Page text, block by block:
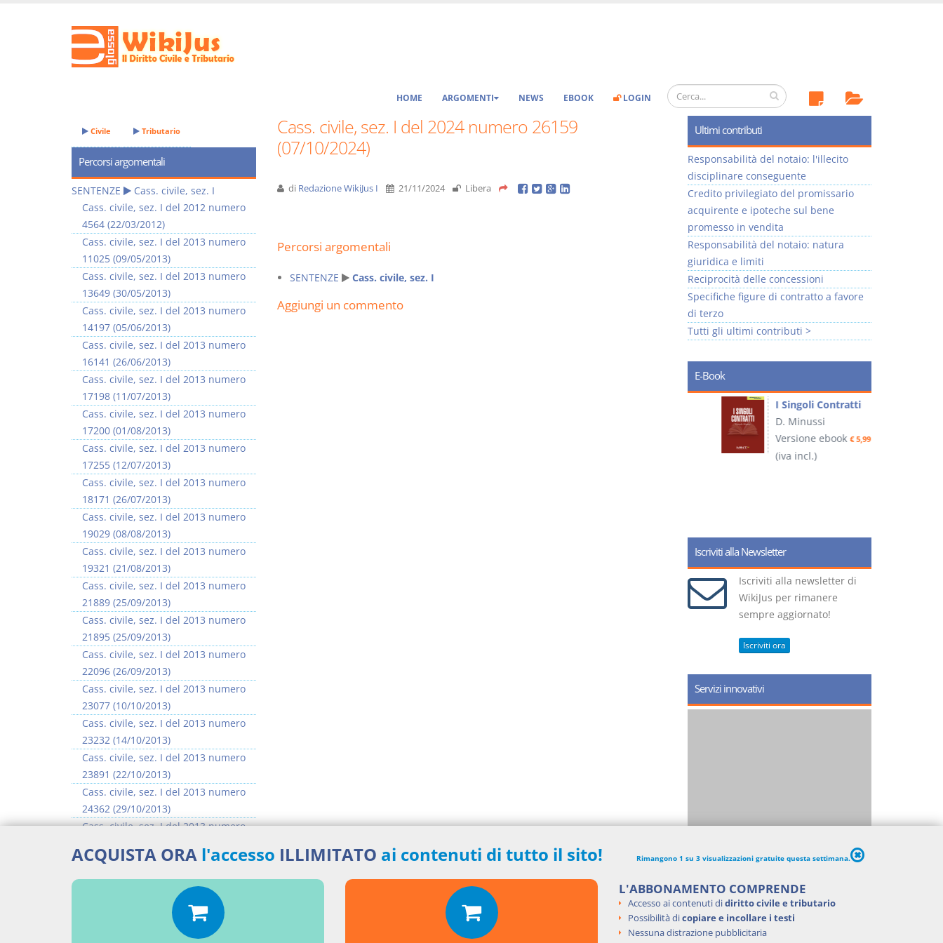
HOME ARGOMENTI NEWS EBOOK LOGIN
Cass. civile, sez. I del 2024 numero 26159
(07/10/2024)
di Redazione WikiJus I 21/11/2024 Libera
Percorsi argomentali
SENTENZE Cass. civile, sez. I
Aggiungi un commento
Civile Tributario
Percorsi argomentali
SENTENZE
Cass. civile, sez. I
Cass. civile, sez. I del 2012 numero
4564 (22/03/2012)
Cass. civile, sez. I del 2013 numero
11025 (09/05/2013)
Cass. civile, sez. I del 2013 numero
13649 (30/05/2013)
Cass. civile, sez. I del 2013 numero
14197 (05/06/2013)
Cass. civile, sez. I del 2013 numero
16141 (26/06/2013)
Cass. civile, sez. I del 2013 numero
17198 (11/07/2013)
Cass. civile, sez. I del 2013 numero
17200 (01/08/2013)
Cass. civile, sez. I del 2013 numero
17255 (12/07/2013)
Cass. civile, sez. I del 2013 numero
18171 (26/07/2013)
Cass. civile, sez. I del 2013 numero
19029 (08/08/2013)
Cass. civile, sez. I del 2013 numero
19321 (21/08/2013)
Cass. civile, sez. I del 2013 numero
21889 (25/09/2013)
Cass. civile, sez. I del 2013 numero
21895 (25/09/2013)
Cass. civile, sez. I del 2013 numero
22096 (26/09/2013)
Cass. civile, sez. I del 2013 numero
23077 (10/10/2013)
Cass. civile, sez. I del 2013 numero
23232 (14/10/2013)
Cass. civile, sez. I del 2013 numero
23891 (22/10/2013)
Cass. civile, sez. I del 2013 numero
24362 (29/10/2013)
Cass. civile, sez. I del 2013 numero
Cass. civile, sez. I del 2013 numero
25296 (11/11/2013)
>> Vai all'argomento completo
Ultimi contributi
Responsabilità del notaio: l'illecito
disciplinare conseguente
Credito privilegiato del promissario
acquirente e ipoteche sul bene
promesso in vendita
Responsabilità del notaio: natura
giuridica e limiti
Reciprocità delle concessioni
Specifiche figure di contratto a favore
di terzo
Tutti gli ultimi contributi >
E-Book
I Vincoli Preliminari
Versione ebook
Usufrutto Uso e
Abitazione
D. Minussi
Versione ebook
(iva incl.)
I Singoli Contratti
D. Minussi
Versione ebook€ 5,99
(iva incl.)
Iscriviti alla Newsletter
Iscriviti alla newsletter di
WikiJus per rimanere
sempre aggiornato!
Iscriviti ora
Servizi innovativi
ACQUISTA ORA l'accesso ILLIMITATO ai contenuti di tutto il sito! Rimangono 1 su 3 visualizzazioni gratuite questa settimana.
L'ABBONAMENTO COMPRENDE
Accesso ai contenuti didiritto civile e tributario
Possibilità dicopiare e incollare i testi
Nessuna distrazione pubblicitaria